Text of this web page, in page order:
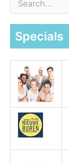
a
Specials